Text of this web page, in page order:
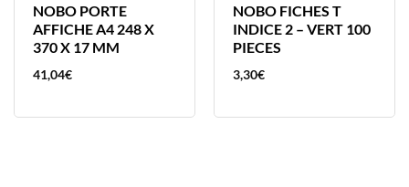
NOBO PORTE
AFFICHE A4 248 X
370 X 17 MM
41,04€
NOBO FICHES T
INDICE 2 – VERT 100
PIECES
3,30€